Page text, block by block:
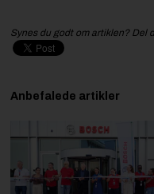
Synes du godt om artiklen? Del
Anbefalede artikler